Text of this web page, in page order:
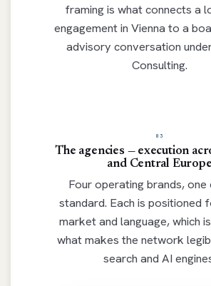
framing is what connects a
engagement in Vienna to a
advisory conversation
Consulting.
03
The agencies — execution
and Central Europe
Four operating brands, one
standard. Each is positioned
market and language, which
what makes the network
search and AI